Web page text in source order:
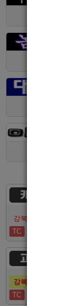
카지노
강북호빠 No1 남보
TC
고추밭
강북호빠 1등 수유
TC